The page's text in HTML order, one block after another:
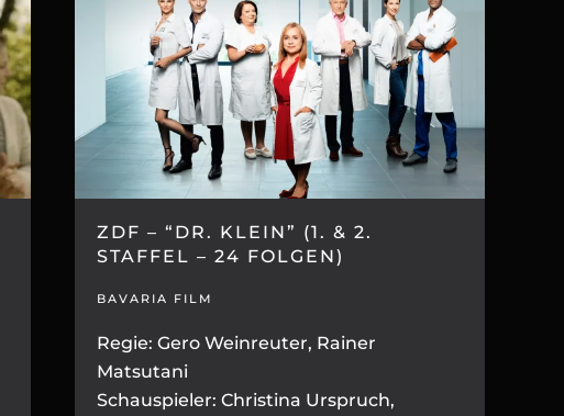
ZDF – “DR. KLEIN” (1. & 2.
STAFFEL – 24 FOLGEN)
BAVARIA FILM
Regie: Gero Weinreuter, Rainer
Matsutani
Schauspieler: Christina Urspruch,